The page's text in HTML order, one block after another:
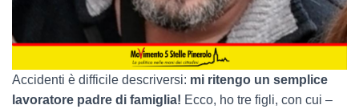
Accidenti è difficile descriversi: mi ritengo un semplice
lavoratore padre di famiglia! Ecco, ho tre figli, con cui –